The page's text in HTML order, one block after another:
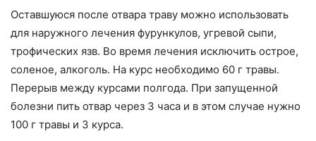
Оставшуюся после отвара траву можно использовать
для наружного лечения фурункулов, угревой сыпи,
трофических язв. Во время лечения исключить острое,
соленое, алкоголь. На курс необходимо 60 г травы.
Перерыв между курсами полгода. При запущенной
болезни пить отвар через 3 часа и в этом случае нужно
100 г травы и 3 курса.